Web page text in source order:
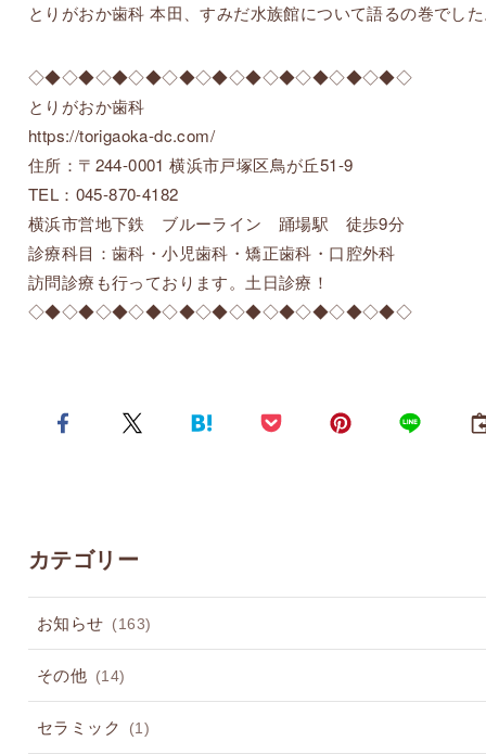
とりがおか歯科 本田、すみだ水族館について語るの巻でし
◇◆◇◆◇◆◇◆◇◆◇◆◇◆◇◆◇◆◇◆◇◆◇
とりがおか歯科
https://torigaoka-dc.com/
住所：〒244-0001 横浜市戸塚区鳥が丘51-9
TEL：045-870-4182
横浜市営地下鉄 ブルーライン 踊場駅 徒歩9分
診療科目：歯科・小児歯科・矯正歯科・口腔外科
訪問診療も行っております。土日診療！
◇◆◇◆◇◆◇◆◇◆◇◆◇◆◇◆◇◆◇◆◇◆◇
カテゴリー
お知らせ (163)
その他 (14)
セラミック (1)